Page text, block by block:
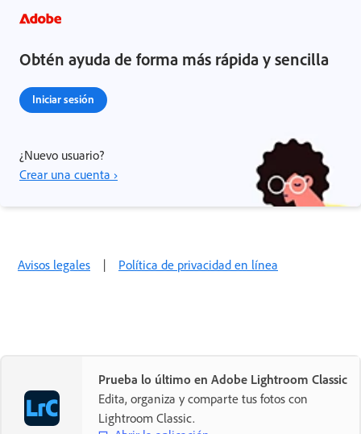
Obtén ayuda de forma más rápida y sencilla
Iniciar sesión
¿Nuevo usuario?
Crear una cuenta ›
Avisos legales | Política de privacidad en línea
Prueba lo último en Adobe Lightroom Classic
Edita, organiza y comparte tus fotos con
Lightroom Classic.